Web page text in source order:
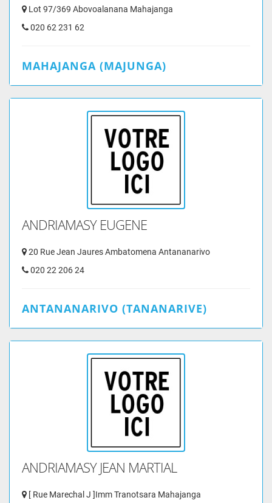
Lot 97/369 Abovoalanana Mahajanga
020 62 231 62
MAHAJANGA (MAJUNGA)
ANDRIAMASY EUGENE
20 Rue Jean Jaures Ambatomena Antananarivo
020 22 206 24
ANTANANARIVO (TANANARIVE)
ANDRIAMASY JEAN MARTIAL
[ Rue Marechal J ]Imm Tranotsara Mahajanga